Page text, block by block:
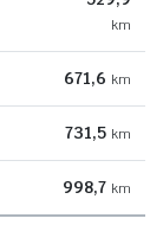
km
671,6 km
731,5 km
998,7 km